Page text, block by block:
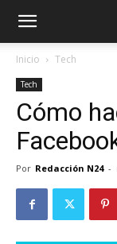
Inicio Tech
Tech
Cómo
Por Redacción N24 -